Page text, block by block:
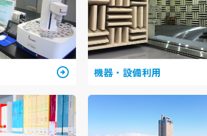
arrow_circle_right 機器・設備利用